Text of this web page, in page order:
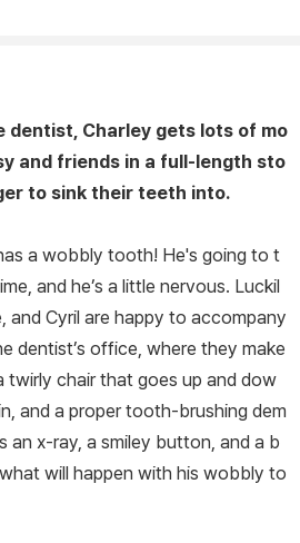
지 책상을 떠나지 않는 열성적인 연습
을 만들어 냈다. 차 한 잔, 음악, 햇살,
얻지만, 가장 큰 영감을 주는 대상은 바
dentist, Charley gets lots of mo
and friends in a full-length sto
to sink their teeth into.
a wobbly tooth! He's going to t
and he’s a little nervous. Luckil
and Cyril are happy to accompany
dentist’s office, where they make
twirly chair that goes up and dow
and a proper tooth-brushing dem
an x-ray, a smiley button, and a b
will happen with his wobbly to